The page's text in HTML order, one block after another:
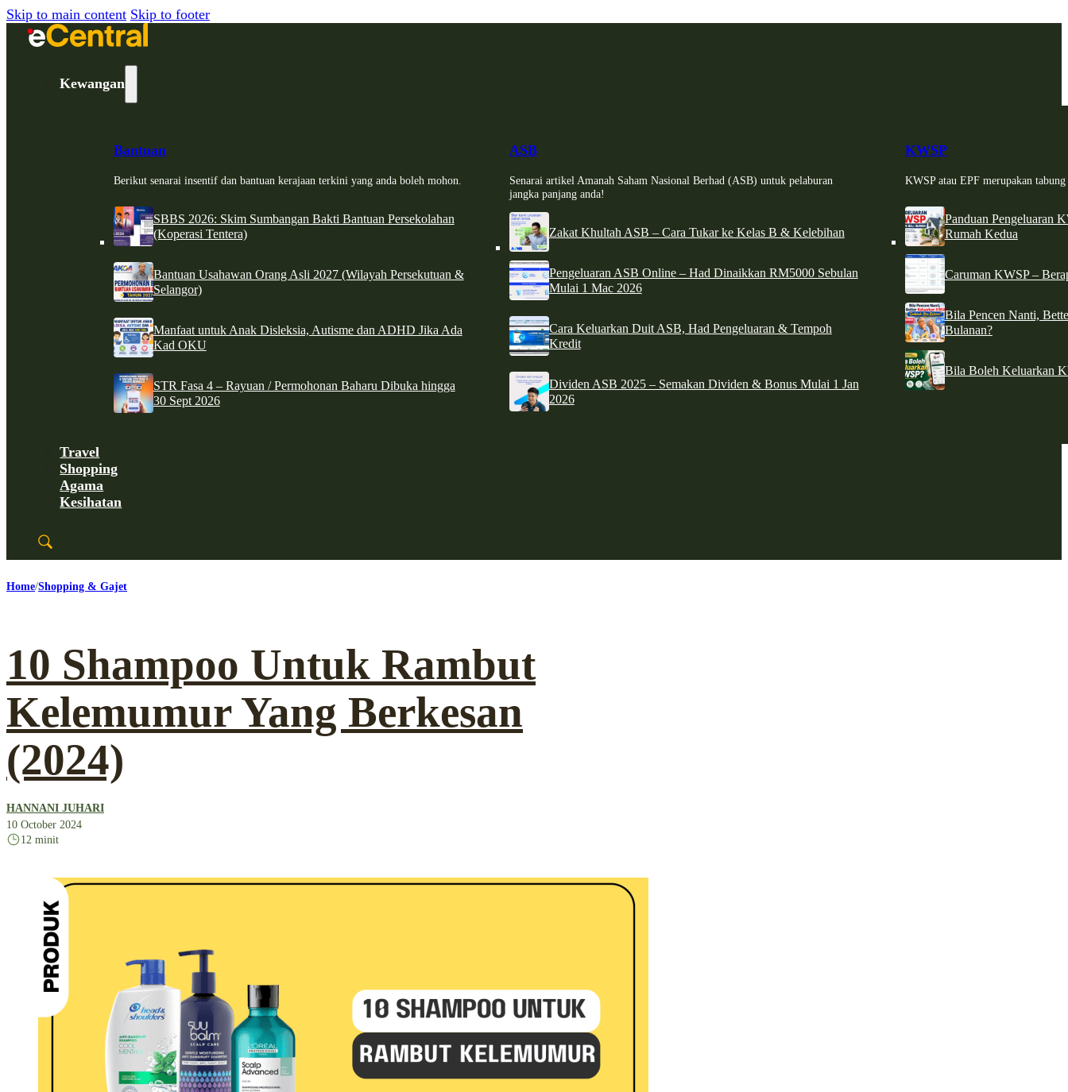
Skip to main content Skip to footer
Kewangan
Bantuan
Berikut senarai insentif dan bantuan kerajaan terkini yang anda boleh mohon.
SBBS 2026: Skim Sumbangan Bakti Bantuan Persekolahan
(Koperasi Tentera)
Bantuan Usahawan Orang Asli 2027 (Wilayah Persekutuan &
Selangor)
Manfaat untuk Anak Disleksia, Autisme dan ADHD Jika Ada
Kad OKU
STR Fasa 4 – Rayuan / Permohonan Baharu Dibuka hingga
30 Sept 2026
ASB
Senarai artikel Amanah Saham Nasional Berhad (ASB) untuk pelaburan
jangka panjang anda!
Zakat Khultah ASB – Cara Tukar ke Kelas B & Kelebihan
Pengeluaran ASB Online – Had Dinaikkan RM5000 Sebulan
Mulai 1 Mac 2026
Cara Keluarkan Duit ASB, Had Pengeluaran & Tempoh
Kredit
Dividen ASB 2025 – Semakan Dividen & Bonus Mulai 1 Jan
2026
KWSP
KWSP atau EPF merupakan
Panduan Pengeluaran
Rumah Kedua
Caruman KWSP –
Bila Pencen Nanti,
Bulanan?
Bila Boleh Keluarkan
Travel
Shopping
Agama
Kesihatan
Home Shopping & Gajet
10 Shampoo Untuk Rambut
Kelemumur Yang Berkesan
(2024)
HANNANI JUHARI
10 October 2024
12 minit